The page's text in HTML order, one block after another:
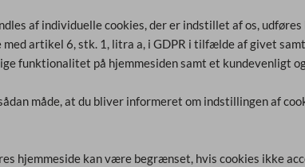
af individuelle cookies, der er indstillet af os,
artikel 6, stk. 1, litra a, i GDPR i tilfælde af givet
funktionalitet på hjemmesiden samt et kundevenligt
måde, at du bliver informeret om indstillingen af
hjemmeside kan være begrænset, hvis cookies ikke